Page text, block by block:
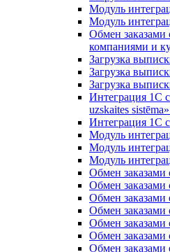
Модуль
Модуль
Обмен заказами
компаниями и
Загрузка
Загрузка
Загрузка
Интеграция 1С
uzskaites
Интеграция 1С
Модуль
Модуль
Модуль
Обмен заказами
Обмен заказами
Обмен заказами
Обмен заказами
Обмен заказами
Обмен заказами
Обмен заказами